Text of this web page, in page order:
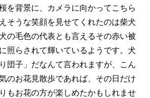
を背景に、カメラに向かってこちら
そうな笑顔を見せてくれたのは柴犬
の毛色の代表とも言えるその赤い被
照らされて輝いているようです。犬
団子」だなんて言われますが、こん
のお花見散歩であれば、その日だけ
もお花の方が楽しめたかもしれませ